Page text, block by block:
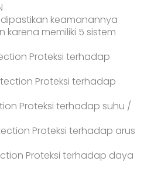
keamanannya
memiliki 5 sistem
Proteksi terhadap
Proteksi terhadap
Proteksi terhadap suhu /
Proteksi terhadap arus
Proteksi terhadap daya